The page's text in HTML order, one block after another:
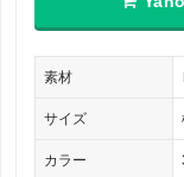
素材
サイズ
カラー